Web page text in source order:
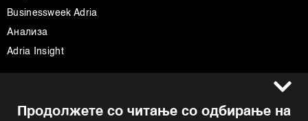
Продолжете со читање со одбирање на
Businessweek Adria
Анализа
Adria Insight
Импресум
Facebook